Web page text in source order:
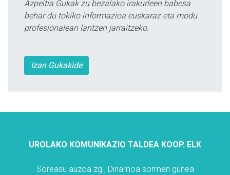
Azpeitia Gukak zu bezalako irakurleen babesa
behar du tokiko informazioa euskaraz eta modu
profesionalean lantzen jarraitzeko.
Izan Gukakide
UROLAKO KOMUNIKAZIO TALDEA KOOP. ELK
Soreasu auzoa zg., Dinamoa sormen gunea